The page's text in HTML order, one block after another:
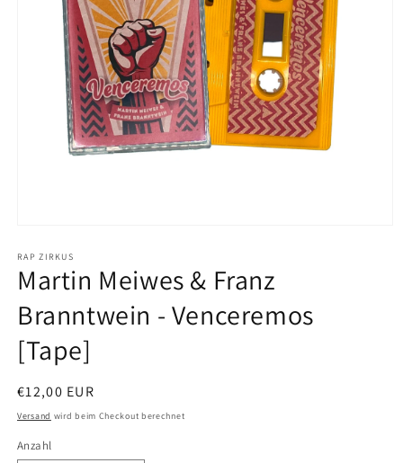
in
Modal
öffnen
RAP ZIRKUS
Martin Meiwes & Franz
Branntwein - Venceremos
[Tape]
Normaler
Preis
€12,00 EUR
Versand wird beim Checkout berechnet
Anzahl